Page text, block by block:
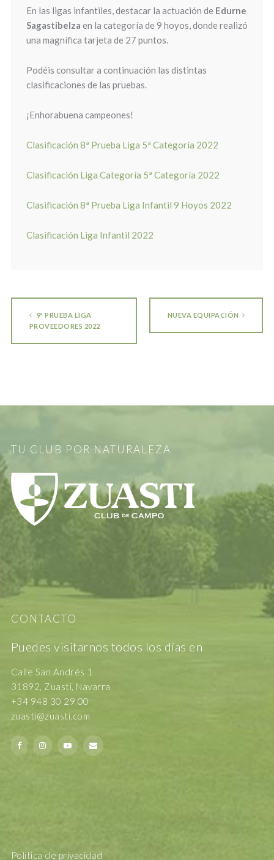
En las ligas infantiles, destacar la actuación de Edurne
Sagastibelza en la categoría de 9 hoyos, donde realizó
una magnífica tarjeta de 27 puntos.
Podéis consultar a continuación las distintas
clasificaciones de las pruebas.
¡Enhorabuena campeones!
Clasificación 8ª Prueba Liga 5ª Categoría 2022
Clasificación Liga Categoría 5ª Categoría 2022
Clasificación 8ª Prueba Liga Infantil 9 Hoyos 2022
Clasificación Liga Infantil 2022
9ª PRUEBA LIGA
PROVEEDORES 2022
NUEVA EQUIPACIÓN
TU CLUB POR NATURALEZA
CONTACTO
Puedes visitarnos todos los días en
Calle San Andrés 1
31892, Zuasti, Navarra
+34 948 30 29 00
zuasti@zuasti.com
Política de privacidad